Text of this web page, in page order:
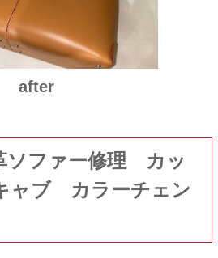
after
ファー修理 カッ
ャブ カラーチェン